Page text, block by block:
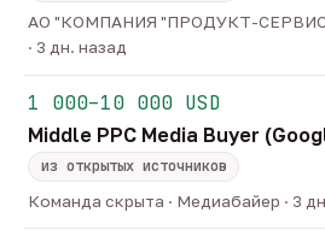
АО "КОМПАНИЯ "ПРОДУКТ-СЕРВИС"
· 3 дн. назад
1 000–10 000 USD
Middle PPC Media Buyer
из открытых источников
Команда скрыта · Медиабайер · 3